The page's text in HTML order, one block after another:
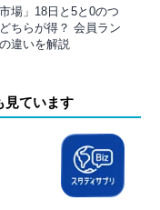
市場」18日と5と0のつ
ちらが得？ 会員ラン
違いを解説
見ています